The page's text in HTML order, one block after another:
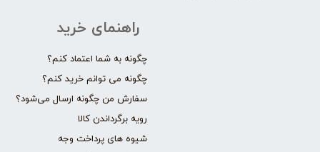
راهنمای خرید
چگونه به شما اعتماد کنم؟
چگونه می توانم خرید کنم؟
سفارش من چگونه ارسال می‌شود؟
رویه برگرداندن کالا
شیوه های پرداخت وجه